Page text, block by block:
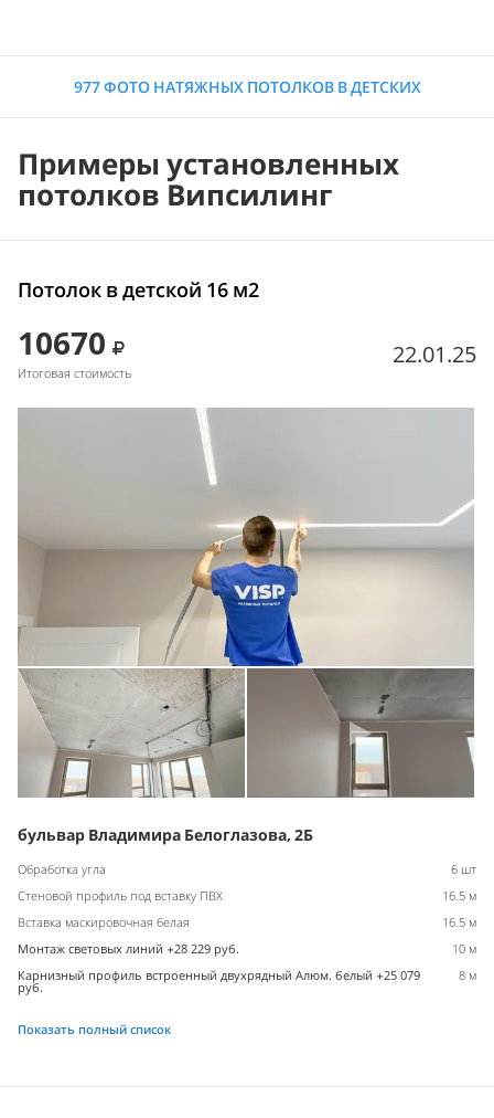
977 ФОТО НАТЯЖНЫХ ПОТОЛКОВ В ДЕТСКИХ
Примеры установленных
потолков Випсилинг
Потолок в детской 16 м2
10670
Итоговая стоимость
22.01.25
бульвар Владимира Белоглазова, 2Б
Обработка угла
6 шт
Стеновой профиль под вставку ПВХ
16.5 м
Вставка маскировочная белая
16.5 м
Монтаж световых линий +28 229 руб.
10 м
Карнизный профиль встроенный двухрядный Алюм. белый +25 079
руб.
8 м
Показать полный список